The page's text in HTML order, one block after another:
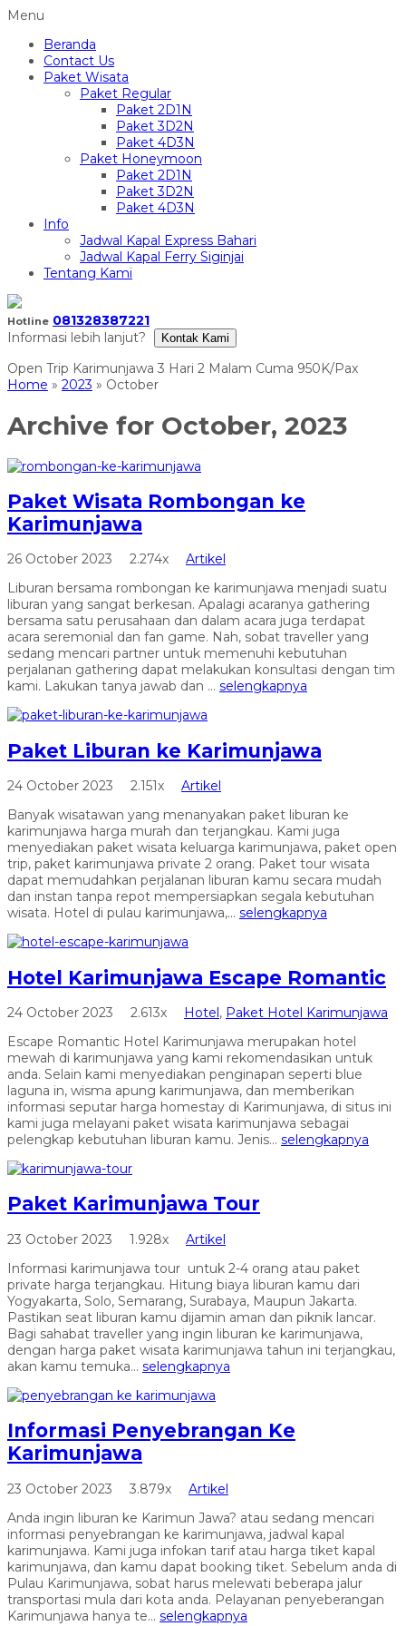
Menu
Beranda
Contact Us
Paket Wisata
Paket Regular
Paket 2D1N
Paket 3D2N
Paket 4D3N
Paket Honeymoon
Paket 2D1N
Paket 3D2N
Paket 4D3N
Info
Jadwal Kapal Express Bahari
Jadwal Kapal Ferry Siginjai
Tentang Kami
Hotline 081328387221
Informasi lebih lanjut?
Kontak Kami
Home » 2023 » October
Archive for October, 2023
Paket Wisata Rombongan ke
Karimunjawa
26 October 2023 2.274x
Artikel
Liburan bersama rombongan ke karimunjawa menjadi suatu
liburan yang sangat berkesan. Apalagi acaranya gathering
bersama satu perusahaan dan dalam acara juga terdapat
acara seremonial dan fan game. Nah, sobat traveller yang
sedang mencari partner untuk memenuhi kebutuhan
perjalanan gathering dapat melakukan konsultasi dengan tim
kami. Lakukan tanya jawab dan ... selengkapnya
Paket Liburan ke Karimunjawa
24 October 2023 2.151x
Artikel
Banyak wisatawan yang menanyakan paket liburan ke
karimunjawa harga murah dan terjangkau. Kami juga
menyediakan paket wisata keluarga karimunjawa, paket open
trip, paket karimunjawa private 2 orang. Paket tour wisata
dapat memudahkan perjalanan liburan kamu secara mudah
dan instan tanpa repot mempersiapkan segala kebutuhan
wisata. Hotel di pulau karimunjawa,... selengkapnya
Hotel Karimunjawa Escape Romantic
24 October 2023 2.613x Hotel, Paket Hotel Karimunjawa
Escape Romantic Hotel Karimunjawa merupakan hotel
mewah di karimunjawa yang kami rekomendasikan untuk
anda. Selain kami menyediakan penginapan seperti blue
laguna in, wisma apung karimunjawa, dan memberikan
informasi seputar harga homestay di Karimunjawa, di situs ini
kami juga melayani paket wisata karimunjawa sebagai
pelengkap kebutuhan liburan kamu. Jenis... selengkapnya
Paket Karimunjawa Tour
23 October 2023 1.928x
Artikel
Informasi karimunjawa tour untuk 2-4 orang atau paket
private harga terjangkau. Hitung biaya liburan kamu dari
Yogyakarta, Solo, Semarang, Surabaya, Maupun Jakarta.
Pastikan seat liburan kamu dijamin aman dan piknik lancar.
Bagi sahabat traveller yang ingin liburan ke karimunjawa,
dengan harga paket wisata karimunjawa tahun ini terjangkau,
akan kamu temuka... selengkapnya
Informasi Penyebrangan Ke
Karimunjawa
23 October 2023 3.879x
Artikel
Anda ingin liburan ke Karimun Jawa? atau sedang mencari
informasi penyebrangan ke karimunjawa, jadwal kapal
karimunjawa. Kami juga infokan tarif atau harga tiket kapal
karimunjawa, dan kamu dapat booking tiket. Sebelum anda di
Pulau Karimunjawa, sobat harus melewati beberapa jalur
transportasi mula dari kota anda. Pelayanan penyeberangan
Karimunjawa hanya te... selengkapnya